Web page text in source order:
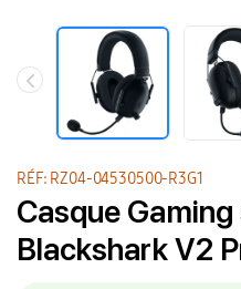
RÉF: RZ04-04530500-R3G1
Casque
Blackshark V2